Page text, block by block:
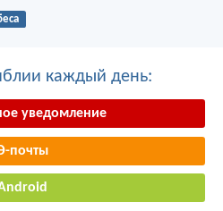
каждый день:
уведомление
почты